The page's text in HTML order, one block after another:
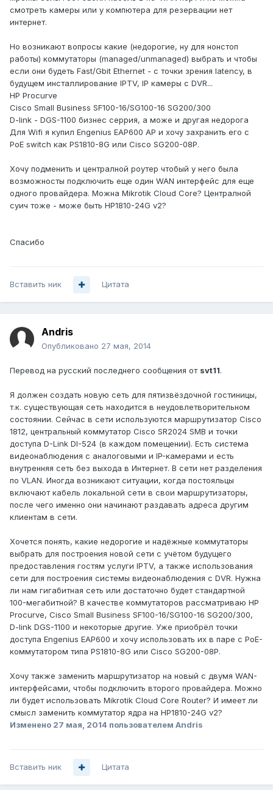
смотреть камеры или у компютера для резервации нет
интернет.
Но возникают вопросы какие (недорогие, ну для нонстоп
работы) коммутаторы (managed/unmanaged) выбрать и чтобы
если они будеть Fast/Gbit Ethernet - с точки зрения latency, в
будущем инсталлирование IPTV, IP камеры с DVR...
HP Procurve
Cisco Small Business SF100-16/SG100-16 SG200/300
D-link - DGS-1100 бизнес серрия, а може и другая недорога
Для Wifi я купил Engenius EAP600 AP и хочу захранить его с
PoE switch как PS1810-8G или Cisco SG200-08P.
Хочу подменить и централной роутер чтобый у него была
возможносты подключить еще один WAN интерфейс для еще
одного провайдера. Можна Mikrotik Cloud Core? Централной
суич тоже - може быть HP1810-24G v2?
Спасибо
Вставить ник Цитата
Andris
Опубликовано 27 мая, 2014
Перевод на русский последнего сообщения от svt11.
Я должен создать новую сеть для пятизвёздочной гостиницы,
т.к. существующая сеть находится в неудовлетворительном
состоянии. Сейчас в сети используются маршрутизатор Cisco
1812, центральный коммутатор Cisco SR2024 SMB и точки
доступа D-Link DI-524 (в каждом помещении). Есть система
видеонаблюдения с аналоговыми и IP-камерами и есть
внутренняя сеть без выхода в Интернет. В сети нет разделения
по VLAN. Иногда возникают ситуации, когда постояльцы
включают кабель локальной сети в свои маршрутизаторы,
после чего именно они начинают раздавать адреса другим
клиентам в сети.
Хочется понять, какие недорогие и надёжные коммутаторы
выбрать для построения новой сети с учётом будущего
предоставления гостям услуги IPTV, а также использования
сети для построения системы видеонаблюдения с DVR. Нужна
ли нам гигабитная сеть или достаточно будет стандартной
100-мегабитной? В качестве коммутаторов рассматриваю HP
Procurve, Cisco Small Business SF100-16/SG100-16 SG200/300,
D-link DGS-1100 и некоторые другие. Уже приобрёл точки
доступа Engenius EAP600 и хочу использовать их в паре с PoE-
коммутатором типа PS1810-8G или Cisco SG200-08P.
Хочу также заменить маршрутизатор на новый с двумя WAN-
интерфейсами, чтобы подключить второго провайдера. Можно
ли будет использовать Mikrotik Cloud Core Router? И имеет ли
смысл заменить коммутатор ядра на HP1810-24G v2?
Изменено 27 мая, 2014 пользователем Andris
Вставить ник Цитата